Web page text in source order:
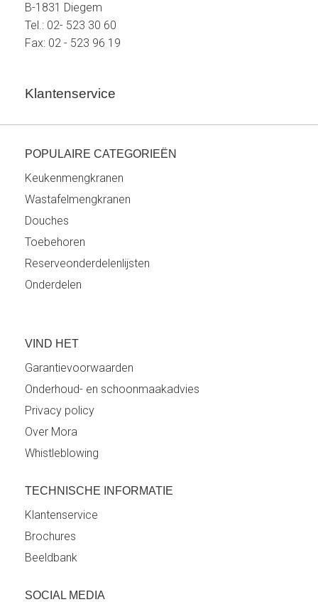
B-1831 Diegem
Tel.: 02- 523 30 60
Fax: 02 - 523 96 19
Klantenservice
POPULAIRE CATEGORIEËN
Keukenmengkranen
Wastafelmengkranen
Douches
Toebehoren
Reserveonderdelenlijsten
Onderdelen
VIND HET
Garantievoorwaarden
Onderhoud- en schoonmaakadvies
Privacy policy
Over Mora
Whistleblowing
TECHNISCHE INFORMATIE
Klantenservice
Brochures
Beeldbank
SOCIAL MEDIA